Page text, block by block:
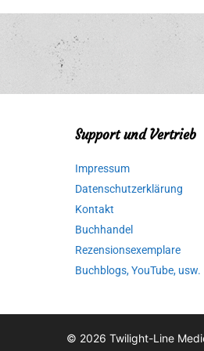
Support und Vertrieb
Impressum
Datenschutzerklärung
Kontakt
Buchhandel
Rezensionsexemplare
Buchblogs, YouTube, usw.
© 2026 Twilight-Line